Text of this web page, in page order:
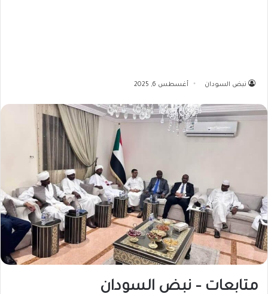
نبض السودان أغسطس 6, 2025
متابعات – نبض السودان